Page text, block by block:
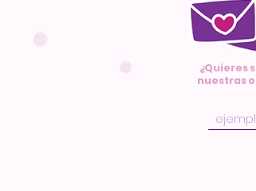
¿Quieres
nuestras